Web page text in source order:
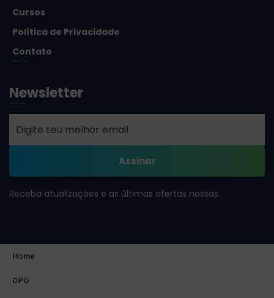
Cursos
Política de Privacidade
Contato
Newsletter
Receba atualizações e as últimas ofertas nossas.
Home
DPO